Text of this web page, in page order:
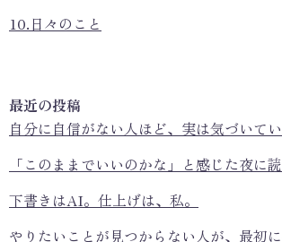
10.日々のこと
最近の投稿
自分に自信がない人ほど、実は気づいて
「このままでいいのかな」と感じた夜に
下書きはAI。仕上げは、私。
やりたいことが見つからない人が、最初